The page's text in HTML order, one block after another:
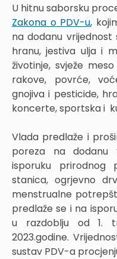
U hitnu saborsku
Zakona o PDV-u,
na dodanu vrijednost
hranu, jestiva ulja i
životinje, svježe
rakove, povrće,
gnojiva i pesticide,
koncerte, sportska i
Vlada predlaže i
poreza na dodanu
isporuku prirodnog
stanica, ogrjevno
menstrualne
predlaže se i na
u razdoblju od 1.
2023.godine.
sustav PDV-a